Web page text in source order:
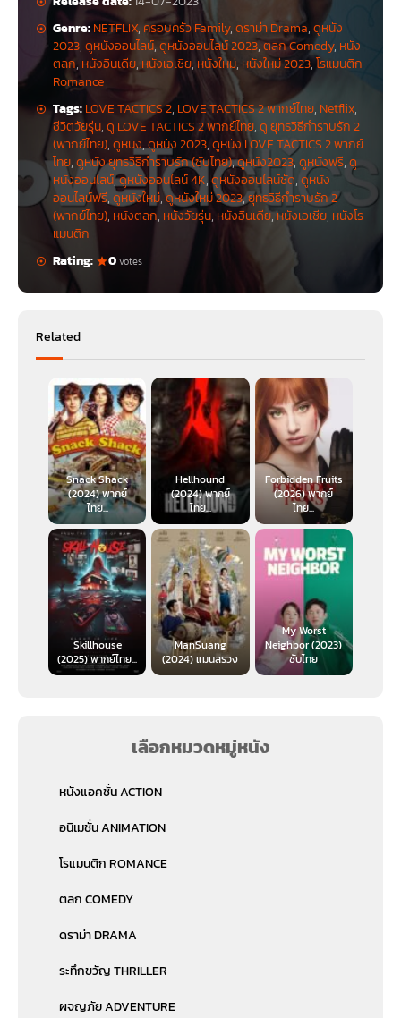
Genre:NETFLIX, ครอบครัว Family,ดราม่า Drama,ดูหนัง
2023,ดูหนังออนไลน์,ดูหนังออนไลน์ 2023,ตลก Comedy, หนัง
ตลก, หนังอินเดีย, หนังเอเชีย, หนังใหม่, หนังใหม่ 2023,โรแมนติก
Romance
Tags:LOVE TACTICS 2, LOVE TACTICS 2 พากย์ไทย, Netflix,
ชีวิตวัยรุ่น,ดู LOVE TACTICS 2 พากย์ไทย,ดู ยุทธวิธีกำราบรัก 2
(พากย์ไทย),ดูหนัง,ดูหนัง 2023,ดูหนัง LOVE TACTICS 2 พากย์
ไทย,ดูหนัง ยุทธวิธีกำราบรัก (ซับไทย),ดูหนัง2023,ดูหนังฟรี,ดู
หนังออนไลน์,ดูหนังออนไลน์ 4K,ดูหนังออนไลน์ชัด,ดูหนัง
ออนไลน์ฟรี,ดูหนังใหม่,ดูหนังใหม่ 2023,ยุทธวิธีกำราบรัก 2
(พากย์ไทย), หนังตลก, หนังวัยรุ่น, หนังอินเดีย,หนังเอเชีย, หนังโร
แมนติก
Rating:
0votes
Related
Snack Shack
(2024) พากย์
ไทย...
Hellhound
(2024) พากย์
ไทย...
Forbidden Fruits
(2026) พากย์
ไทย...
Skillhouse
(2025) พากย์ไทย...
ManSuang
(2024) แมนสรวง
My Worst
Neighbor (2023)
ซับไทย
เลือกหมวดหมู่หนัง
หนังแอคชั่น ACTION
อนิเมชั่น ANIMATION
โรแมนติก ROMANCE
ตลก COMEDY
ดราม่า DRAMA
ระทึกขวัญ THRILLER
ผจญภัย ADVENTURE